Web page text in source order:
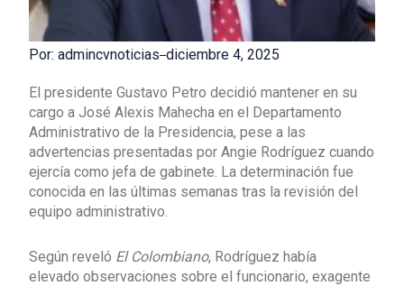
Por: admincvnoticias diciembre 4, 2025
El presidente Gustavo Petro decidió mantener en su
cargo a José Alexis Mahecha en el Departamento
Administrativo de la Presidencia, pese a las
advertencias presentadas por Angie Rodríguez cuando
ejercía como jefa de gabinete. La determinación fue
conocida en las últimas semanas tras la revisión del
equipo administrativo.
Según reveló El Colombiano, Rodríguez había
elevado observaciones sobre el funcionario, exagente